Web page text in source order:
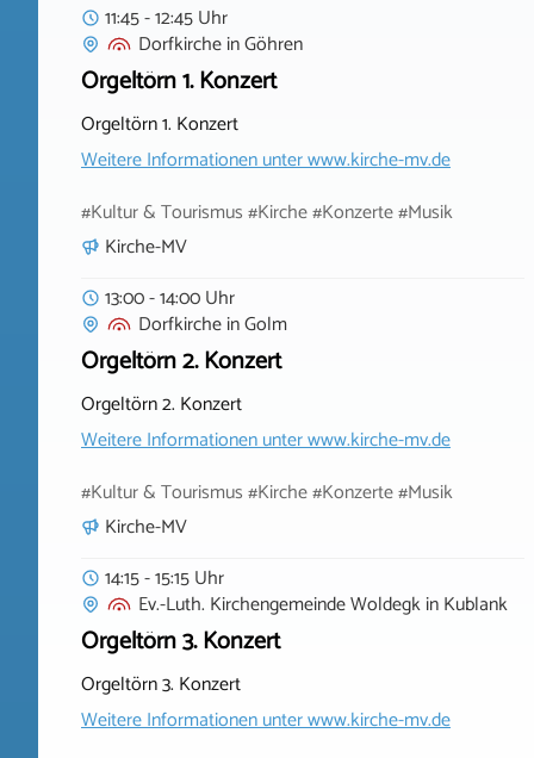
11:45 - 12:45 Uhr
DorfkircheinGöhren
Orgeltörn 1. Konzert
Orgeltörn 1. Konzert
Weitere Informationen unterwww.kirche-mv.de
#Kultur & Tourismus #Kirche #Konzerte #Musik
Kirche-MV
13:00 - 14:00 Uhr
DorfkircheinGolm
Orgeltörn 2. Konzert
Orgeltörn 2. Konzert
Weitere Informationen unterwww.kirche-mv.de
#Kultur & Tourismus #Kirche #Konzerte #Musik
Kirche-MV
14:15 - 15:15 Uhr
Ev.-Luth. Kirchengemeinde WoldegkinKublank
Orgeltörn 3. Konzert
Orgeltörn 3. Konzert
Weitere Informationen unterwww.kirche-mv.de